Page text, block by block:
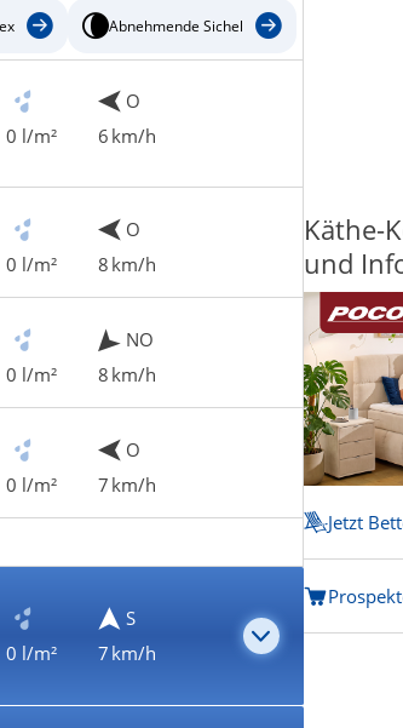
Abnehmende Sichel
0 l/m²
O
6 km/h
0 l/m²
O
8 km/h
0 l/m²
NO
8 km/h
0 l/m²
O
7 km/h
0 l/m²
S
7 km/h
Käthe-
und
Jetzt